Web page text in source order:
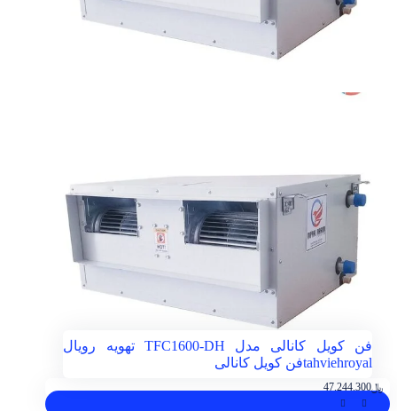
فن کویل کانالی مدل TFC1600-DH تهویه رویال
tahviehroyalفن کویل کانالی
﷼47.244.300